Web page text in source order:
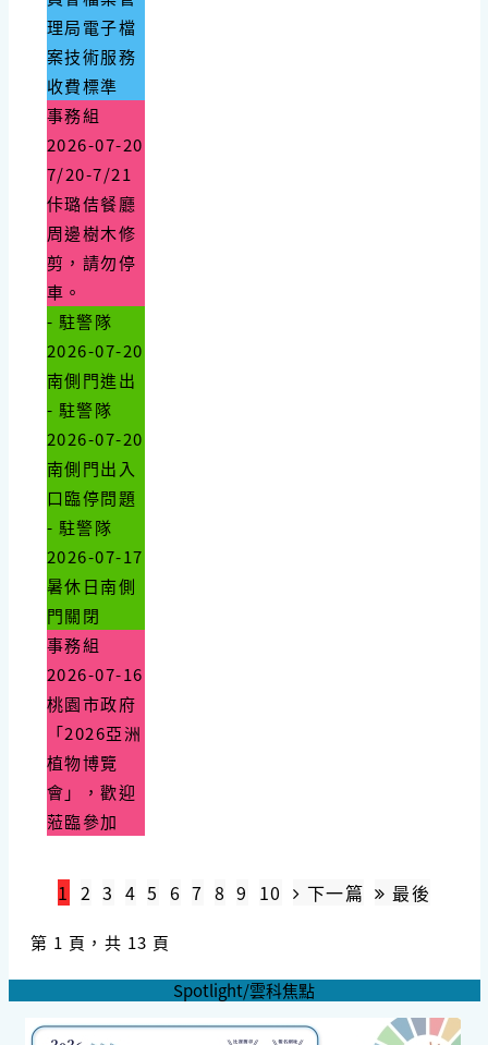
理局電子檔
案技術服務
收費標準
事務組
2026-07-20
7/20-7/21
佧璐佶餐廳
周邊樹木修
剪，請勿停
車。
- 駐警隊
2026-07-20
南側門進出
- 駐警隊
2026-07-20
南側門出入
口臨停問題
- 駐警隊
2026-07-17
暑休日南側
門關閉
事務組
2026-07-16
桃園市政府
「2026亞洲
植物博覽
會」，歡迎
蒞臨參加
1 2 3 4 5 6 7 8 9 10 下一篇 最後
第 1 頁，共 13 頁
Spotlight/雲科焦點